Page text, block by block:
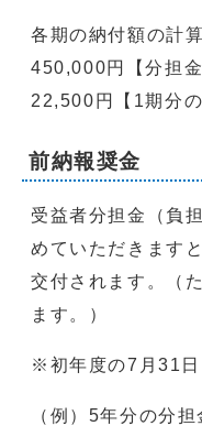
各期の納付額の計
450,000円【分担
22,500円【1期分の
前納報奨金
受益者分担金（負
めていただきます
交付されます。（
ます。）
※初年度の7月31日
（例）5年分の分